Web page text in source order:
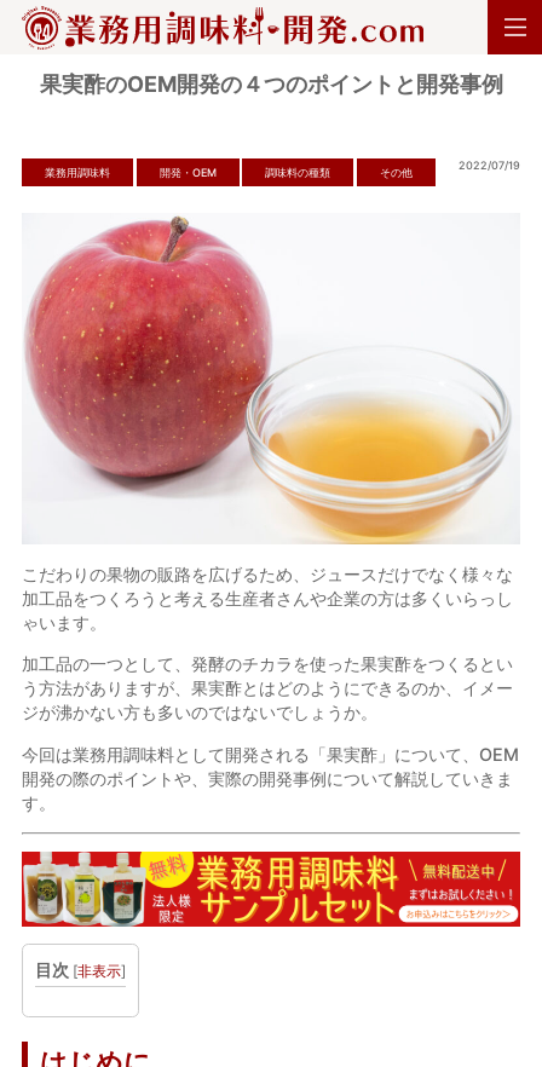
果実酢のOEM開発の４つのポイントと開発事例
業務用調味料 開発・OEM 調味料の種類 その他 2022/07/19
こだわりの果物の販路を広げるため、ジュースだけでなく様々な
加工品をつくろうと考える生産者さんや企業の方は多くいらっし
ゃいます。
加工品の一つとして、発酵のチカラを使った果実酢をつくるとい
う方法がありますが、果実酢とはどのようにできるのか、イメー
ジが沸かない方も多いのではないでしょうか。
今回は業務用調味料として開発される「果実酢」について、OEM
開発の際のポイントや、実際の開発事例について解説していきま
す。
目次 [非表示]